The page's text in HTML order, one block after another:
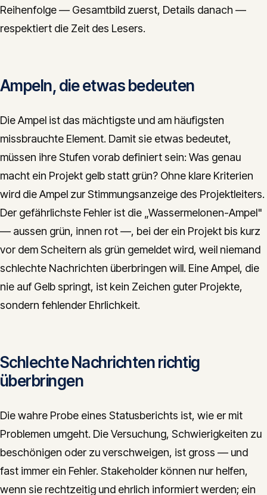
Reihenfolge — Gesamtbild zuerst, Details danach —
respektiert die Zeit des Lesers.
Ampeln, die etwas bedeuten
Die Ampel ist das mächtigste und am häufigsten
missbrauchte Element. Damit sie etwas bedeutet,
müssen ihre Stufen vorab definiert sein: Was genau
macht ein Projekt gelb statt grün? Ohne klare Kriterien
wird die Ampel zur Stimmungsanzeige des Projektleiters.
Der gefährlichste Fehler ist die „Wassermelonen-Ampel"
— aussen grün, innen rot —, bei der ein Projekt bis kurz
vor dem Scheitern als grün gemeldet wird, weil niemand
schlechte Nachrichten überbringen will. Eine Ampel, die
nie auf Gelb springt, ist kein Zeichen guter Projekte,
sondern fehlender Ehrlichkeit.
Schlechte Nachrichten richtig
überbringen
Die wahre Probe eines Statusberichts ist, wie er mit
Problemen umgeht. Die Versuchung, Schwierigkeiten zu
beschönigen oder zu verschweigen, ist gross — und
fast immer ein Fehler. Stakeholder können nur helfen,
wenn sie rechtzeitig und ehrlich informiert werden; ein